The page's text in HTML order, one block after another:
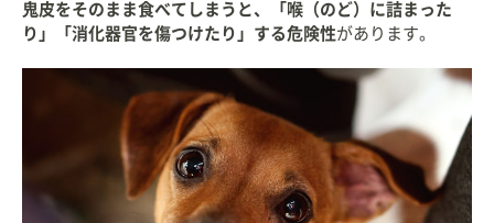
鬼皮をそのまま食べてしまうと、「喉（のど）に詰まった
り」「消化器官を傷つけたり」する危険性があります。